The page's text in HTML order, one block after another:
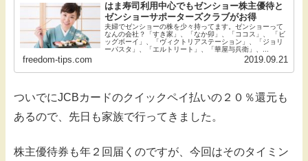
はま寿司利用中心でもゼンショー株主優待と
ゼンショーサポーターズクラブがお得
夫婦でゼンショーの株を少々持ってます。ゼンショーって
なんの会社？「すき家」、「なか卯」、「ココス」、 「ビ
ッグボーイ」、「ヴィクトリアステーション」、「ジョリ
ーパスタ」、「エルトリート」、「華屋与兵衛」、...
freedom-tips.com 2019.09.21
ついでにJCBカードのクイックペイ払いの２０％還元も
あるので、先日も家族で行ってきました。
株主優待券も年２回届くのですが、今回はそのタイミン